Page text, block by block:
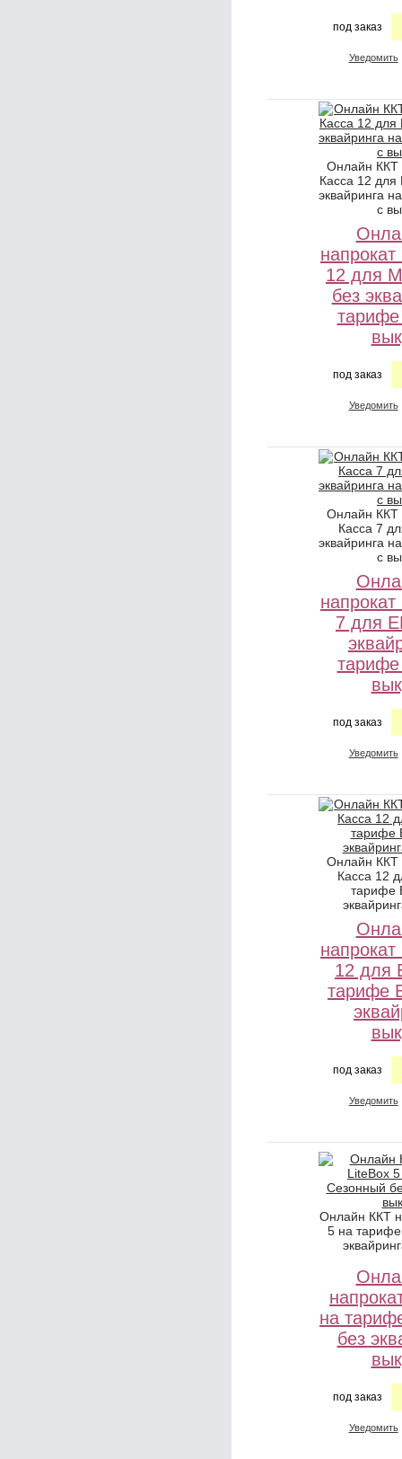
под заказ
Уведомить
Онлайн ККТ
Касса 12 для
эквайринга
с
12 для
без
тарифе
под заказ
Уведомить
Онлайн ККТ
Касса 7
эквайринга
с
7 для
тарифе
под заказ
Уведомить
Онлайн ККТ
Касса 12
тарифе
12 для
тарифе
под заказ
Уведомить
Онлайн ККТ
5 на
на
без
под заказ
Уведомить